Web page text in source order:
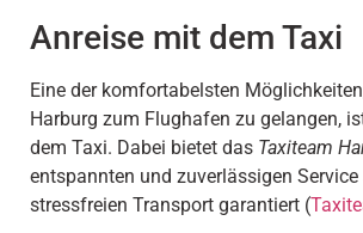
Anreise mit dem Taxi
Eine der komfortabelsten
Harburg zum Flughafen zu gelangen,
dem Taxi. Dabei bietet das Taxiteam
entspannten und zuverlässigen Service
stressfreien Transport garantiert (